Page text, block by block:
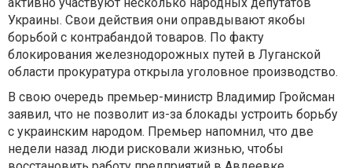
Украины. Свои действия они оправдывают якобы
борьбой с контрабандой товаров. По факту
блокирования железнодорожных путей в Луганской
области прокуратура открыла уголовное производство.
В свою очередь премьер-министр Владимир Гройсман
заявил, что не позволит из-за блокады устроить борьбу
с украинским народом. Премьер напомнил, что две
недели назад люди рисковали жизнью, чтобы